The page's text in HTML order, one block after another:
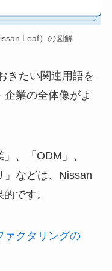
Leaf）の図解
きたい関連用語を
業の全体像がよ
、「ODM」、
」などは、Nissan
です。
ァクタリングの